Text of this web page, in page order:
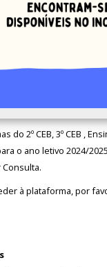
do 2º CEB, 3º CEB ,
o ano letivo 2024/
à plataforma, por